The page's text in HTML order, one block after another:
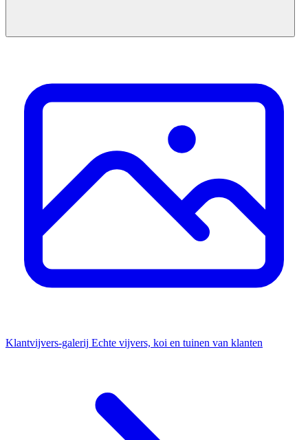
Klantvijvers-galerij Echte vijvers, koi en tuinen van klanten